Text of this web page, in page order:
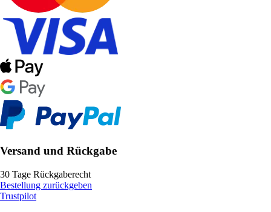
Versand und Rückgabe
30 Tage Rückgaberecht
Bestellung zurückgeben
Trustpilot